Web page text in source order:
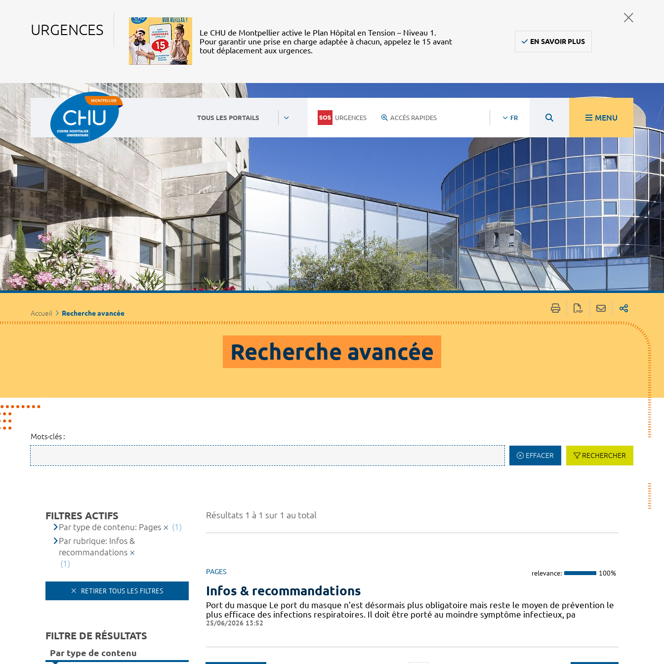
URGENCES
Le CHU de Montpellier active le Plan Hôpital en Tension – Niveau 1.
Pour garantir une prise en charge adaptée à chacun, appelez le 15 avant
tout déplacement aux urgences.
EN SAVOIR PLUS
TOUS LES PORTAILS URGENCES ACCÈS RAPIDES FR MENU
Accueil Recherche avancée
Recherche avancée
Mots-clés :
EFFACER RECHERCHER
Résultats 1 à 1 sur 1 au total
PAGES relevance: 100%
Infos & recommandations
Port du masque Le port du masque n’est désormais plus obligatoire mais reste le moyen de prévention le
plus efficace des infections respiratoires. Il doit être porté au moindre symptôme infectieux, pa
25/06/2026 13:52
FILTRES ACTIFS
Par type de contenu: Pages
(1)
Par rubrique: Infos &
recommandations
(1)
RETIRER TOUS LES FILTRES
FILTRE DE RÉSULTATS
Par type de contenu